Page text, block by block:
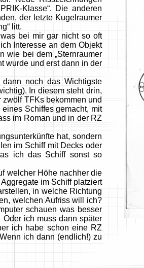
Klasse“. Die anderen
der letzte Kugelraumer
litt.
bei mir gar nicht so oft
Interesse an dem Objekt
wie bei dem „Sternraumer
wurde und erst dann in der
noch das Wichtigste
In diesem steht drin,
TFKs bekommen und
Schiffes gemacht, mit
im Roman und in der RZ
hat, sondern
im Schiff mit Decks oder
ich das Schiff sonst so
welcher Höhe nachher die
im Schiff platziert
in welche Richtung
welchen Aufriss will ich?
schauen was besser
ich muss dann später
ich habe schon eine RZ
ich dann (endlich!) zu